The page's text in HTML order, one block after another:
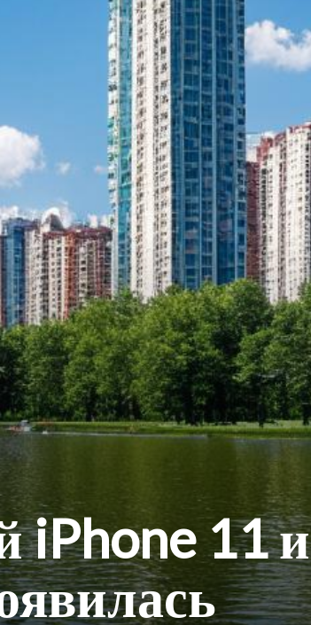
iPhone 11 и